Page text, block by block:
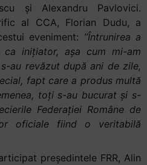
și Alexandru Pavlovici.
al CCA, Florian Dudu, a
eveniment: ”Întrunirea a
inițiator, așa cum mi-am
au revăzut după ani de zile,
fapt care a produs multă
toți s-au bucurat și s-
Federației Române de
oficiale fiind o veritabilă
președintele FRR, Alin